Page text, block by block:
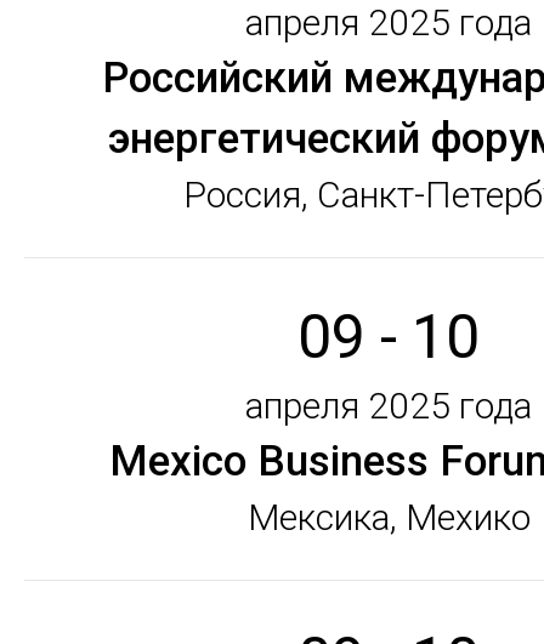
апреля 2025 года
Российский
энергетический
Россия, Санкт-
09 - 10
апреля 2025 года
Mexico Business
Мексика, Мехико